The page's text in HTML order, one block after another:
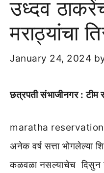
उध्दव
मराठ्यांचा
January 24, 2024
छत्रपती संभाजीनगर : टीम
maratha reservation |
अनेक वर्ष सत्ता भोगलेल्या
कळवळा नसल्याचेच दिसुन